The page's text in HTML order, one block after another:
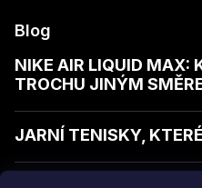
Blog
NIKE AIR LIQUID MAX:
TROCHU JINÝM
JARNÍ TENISKY,